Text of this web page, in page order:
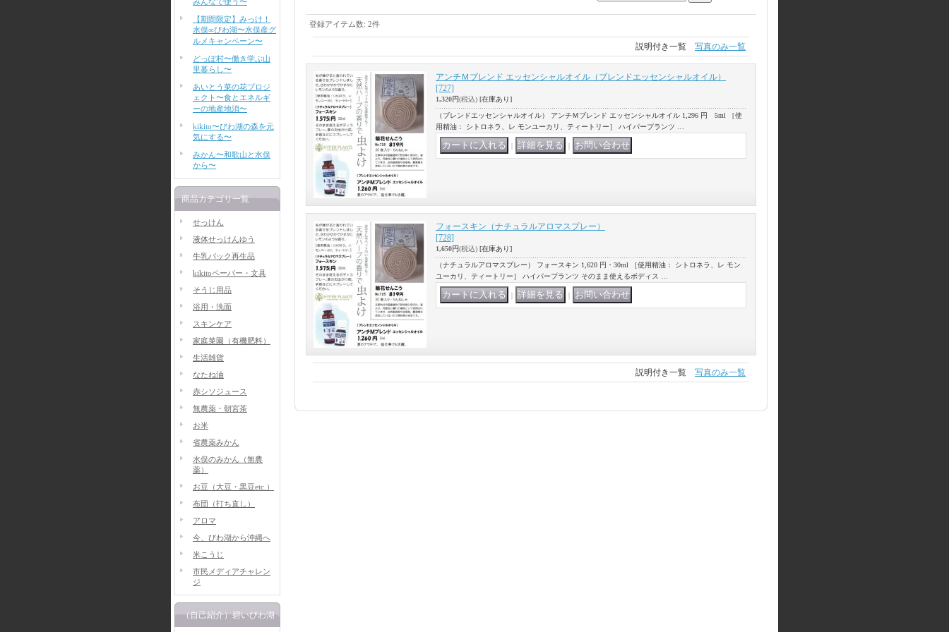
みんなで使う〜
【期間限定】みっけ！
水俣∞びわ湖〜水俣産グ
ルメキャンペーン〜
どっぽ村〜働き学ぶ山
里暮らし〜
あいとう菜の花プロジ
ェクト〜食とエネルギ
ーの地産地消〜
kikito〜びわ湖の森を元
気にする〜
みかん〜和歌山と水俣
から〜
商品カテゴリ一覧
せっけん
液体せっけんゆう
牛乳パック再生品
kikitoペーパー・文具
そうじ用品
浴用・洗面
スキンケア
家庭菜園（有機肥料）
生活雑貨
なたね油
赤シソジュース
無農薬・朝宮茶
お米
省農薬みかん
水俣のみかん（無農
薬）
お豆（大豆・黒豆etc.）
布団（打ち直し）
アロマ
今、びわ湖から沖縄へ
米こうじ
市民メディアチャレン
ジ
（自己紹介）碧いびわ湖
登録アイテム数: 2件
説明付き一覧 写真のみ一覧
アンチＭブレンド エッセンシャルオイル（ブレンドエッセンシャルオイル）
[727]
1,320円(税込) [在庫あり]
（ブレンドエッセンシャルオイル） アンチＭブレンド エッセンシャルオイル 1,296 円 5ml ［使
用精油： シトロネラ、レ モンユーカリ、ティートリー］ ハイパープランツ …
フォースキン（ナチュラルアロマスプレー）
[728]
1,650円(税込) [在庫あり]
（ナチュラルアロマスプレー） フォースキン 1,620 円・30ml ［使用精油： シトロネラ、レ モン
ユーカリ、ティートリー］ ハイパープランツ そのまま使えるボディス …
説明付き一覧 写真のみ一覧